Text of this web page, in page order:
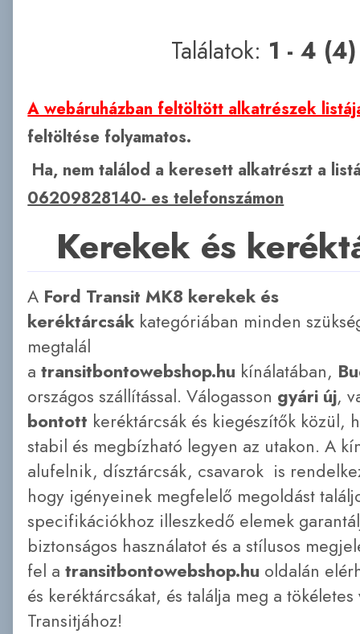
Találatok: 1 - 4 (4)
A webáruházban feltöltött alkatrészek
feltöltése folyamatos.
Ha, nem találod a keresett alkatrészt a
06209828140- es telefonszámon
Kerekek és
A Ford Transit MK8 kerekek és
keréktárcsák kategóriában minden
megtalál
atransitbontowebshop.hu kínálatában,
országos szállítással. Válogasson gyári új,
bontott keréktárcsák és kiegészítők közül,
stabil és megbízható legyen az utakon. A
alufelnik, dísztárcsák, csavarok is
hogy igényeinek megfelelő megoldást
specifikációkhoz illeszkedő elemek
biztonságos használatot és a stílusos
fel atransitbontowebshop.hu oldalán
és keréktárcsákat, és találja meg a tökéletes
Transitjához!